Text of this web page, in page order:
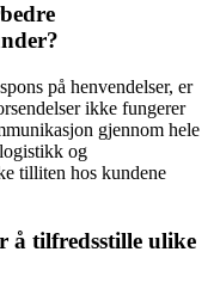
på henvendelser, er
ikke fungerer
gjennom hele
og
tilliten hos kundene
å tilfredsstille ulike